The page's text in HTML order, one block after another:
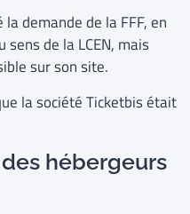
demande de la FFF, en
de la LCEN, mais
sur son site.
la société Ticketbis était
hébergeurs